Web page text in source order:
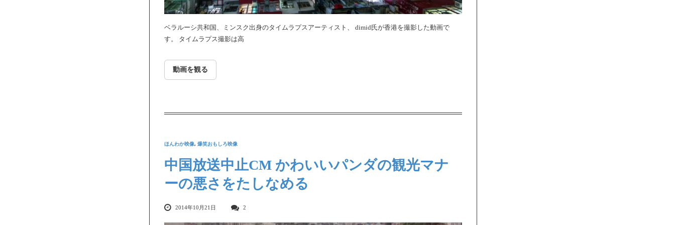
ベラルーシ共和国、ミンスク出身のタイムラプスアーティスト、 dimid氏が香港を撮影した動画で
す。 タイムラプス撮影は高
動画を観る
ほんわか映像, 爆笑おもしろ映像
中国放送中止CM かわいいパンダの観光マナ
ーの悪さをたしなめる
2014年10月21日 2